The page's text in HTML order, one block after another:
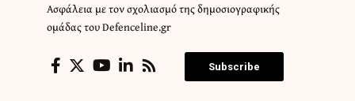
Ασφάλεια με τον σχολιασμό της δημοσιογραφικής
ομάδας του Defenceline.gr
Subscribe